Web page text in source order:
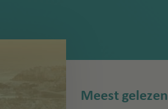
Meest gelezen